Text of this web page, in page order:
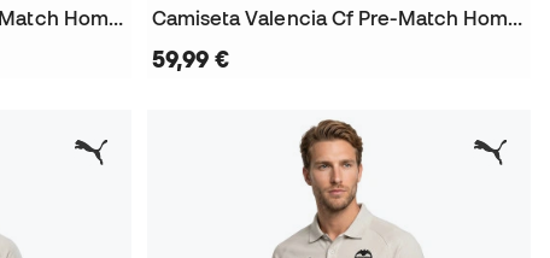
Camiseta Valencia Cf Pre-Match Home 2026-2027 Camiseta Valencia Cf Pre-Match Home 2026-2027 Niño
59,99 €